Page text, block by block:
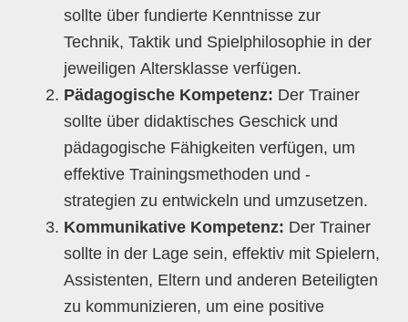
sollte über fundierte Kenntnisse zur
Technik, Taktik und Spielphilosophie in der
jeweiligen Altersklasse verfügen.
Pädagogische Kompetenz: Der Trainer
sollte über didaktisches Geschick und
pädagogische Fähigkeiten verfügen, um
effektive Trainingsmethoden und -
strategien zu entwickeln und umzusetzen.
Kommunikative Kompetenz: Der Trainer
sollte in der Lage sein, effektiv mit Spielern,
Assistenten, Eltern und anderen Beteiligten
zu kommunizieren, um eine positive